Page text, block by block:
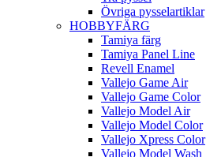
Övriga pysselartiklar
HOBBYFÄRG
Tamiya färg
Tamiya Panel Line
Revell Enamel
Vallejo Game Air
Vallejo Game Color
Vallejo Model Air
Vallejo Model Color
Vallejo Xpress Color
Vallejo Model Wash